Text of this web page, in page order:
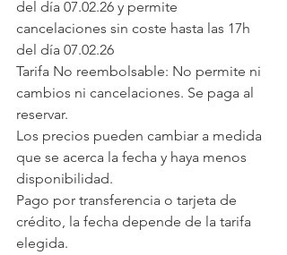
del día 07.02.26 y permite
cancelaciones sin coste hasta las 17h
del día 07.02.26
Tarifa No reembolsable: No permite ni
cambios ni cancelaciones. Se paga al
reservar.
Los precios pueden cambiar a medida
que se acerca la fecha y haya menos
disponibilidad.
Pago por transferencia o tarjeta de
crédito, la fecha depende de la tarifa
elegida.